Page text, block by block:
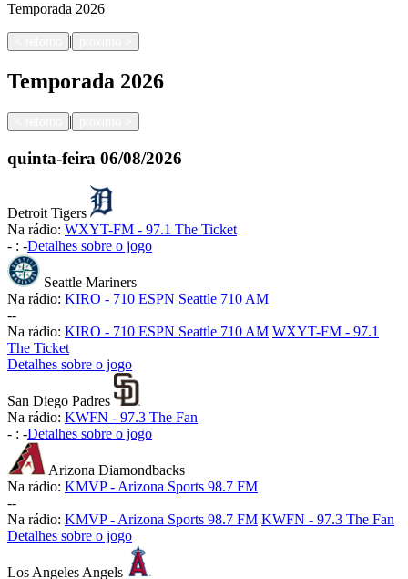
Temporada 2026
|
Temporada 2026
|
quinta-feira 06/08/2026
Detroit Tigers
Na rádio: WXYT-FM - 97.1 The Ticket
- : -Detalhes sobre o jogo
Seattle Mariners
Na rádio: KIRO - 710 ESPN Seattle 710 AM
--
Na rádio: KIRO - 710 ESPN Seattle 710 AM WXYT-FM - 97.1
The Ticket
Detalhes sobre o jogo
San Diego Padres
Na rádio: KWFN - 97.3 The Fan
- : -Detalhes sobre o jogo
Arizona Diamondbacks
Na rádio: KMVP - Arizona Sports 98.7 FM
--
Na rádio: KMVP - Arizona Sports 98.7 FM KWFN - 97.3 The Fan
Detalhes sobre o jogo
Los Angeles Angels